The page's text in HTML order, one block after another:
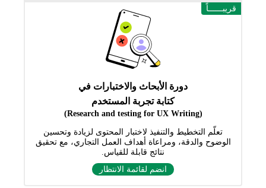
قريبــــــاً
دورة الأبحاث والاختبارات في
كتابة تجربة المستخدم
(Research and testing for UX Writing)
تعلّم التخطيط والتنفيذ لاختبار المحتوى لزيادة وتحسين
الوضوح والدقة، ومراعاة أهداف العمل التجاري، مع تحقيق
نتائج قابلة للقياس.
انضم لقائمة الانتظار